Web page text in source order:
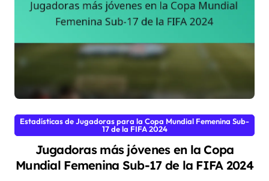
Estadísticas de Jugadoras para la Copa Mundial Femenina Sub-
17 de la FIFA 2024
Jugadoras más jóvenes en la Copa
Mundial Femenina Sub-17 de la FIFA 2024